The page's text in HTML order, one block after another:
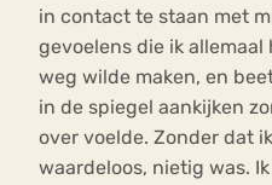
in contact te staan met
gevoelens die ik
weg wilde maken, en
in de spiegel aankijken
over voelde. Zonder dat
waardeloos, nietig was.